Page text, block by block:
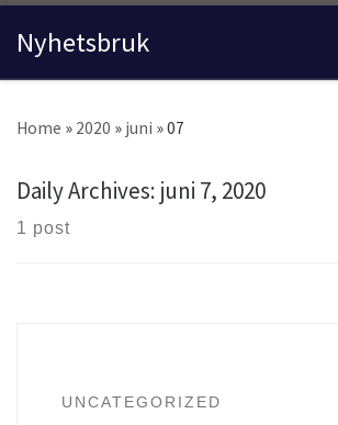
Skip to content
Nyhetsbruk
Home » 2020 » juni »07
Daily Archives: juni 7, 2020
1 post
UNCATEGORIZED